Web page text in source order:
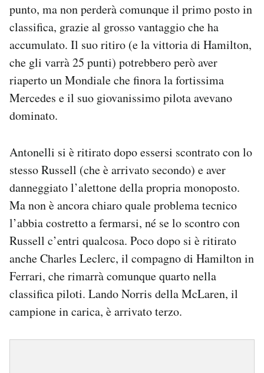
punto, ma non perderà comunque il primo posto in
classifica, grazie al grosso vantaggio che ha
accumulato. Il suo ritiro (e la vittoria di Hamilton,
che gli varrà 25 punti) potrebbero però aver
riaperto un Mondiale che finora la fortissima
Mercedes e il suo giovanissimo pilota avevano
dominato.
Antonelli si è ritirato dopo essersi scontrato con lo
stesso Russell (che è arrivato secondo) e aver
danneggiato l’alettone della propria monoposto.
Ma non è ancora chiaro quale problema tecnico
l’abbia costretto a fermarsi, né se lo scontro con
Russell c’entri qualcosa. Poco dopo si è ritirato
anche Charles Leclerc, il compagno di Hamilton in
Ferrari, che rimarrà comunque quarto nella
classifica piloti. Lando Norris della McLaren, il
campione in carica, è arrivato terzo.